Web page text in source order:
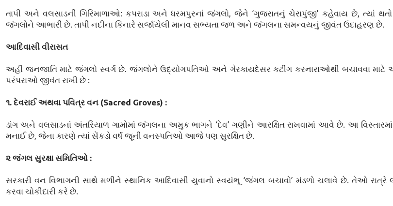
તાપી અને વલસાડની ગિરિમાળાઓ: કપરાડા અને ધરમપુરનાં જંગલો, જેને ‘ગુજરાતનું ચેરાપુંજી’ કહેવાય છે, ત્યાં
જંગલોને આભારી છે. તાપી નદીના કિનારે સર્જાયેલી માનવ સભ્યતા જળ અને જંગલના સમન્વયનું જીવંત ઉદાહરણ છે.
આદિવાસી વીરાસત
અહીં જનજાતિ માટે જંગલો સ્વર્ગ છે. જંગલોને ઉદ્યોગપતિઓ અને ગેરકાયદેસર કટીંગ કરનારાઓથી બચાવવા
પરંપરાઓ જીવંત રાખી છે :
૧. દેવરાઈ અથવા પવિત્ર વન (Sacred Groves) :
ડાંગ અને વલસાડનાં અંતરિયાળ ગામોમાં જંગલના અમુક ભાગને ‘દેવ’ ગણીને આરક્ષિત રાખવામાં આવે છે. આ
મનાઈ છે, જેના કારણે ત્યાં સેંકડો વર્ષ જૂની વનસ્પતિઓ આજે પણ સુરક્ષિત છે.
૨ જંગલ સુરક્ષા સમિતિઓ :
સરકારી વન વિભાગની સાથે મળીને સ્થાનિક આદિવાસી યુવાનો સ્વયંભૂ ‘જંગલ બચાવો’ મંડળો ચલાવે છે. તેઓ રાત્રે
કરવા ચોકીદારી કરે છે.